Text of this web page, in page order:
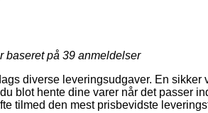
baseret på 39 anmeldelser
diverse leveringsudgaver. En
blot hente dine varer når det passer
tilmed den mest prisbevidste